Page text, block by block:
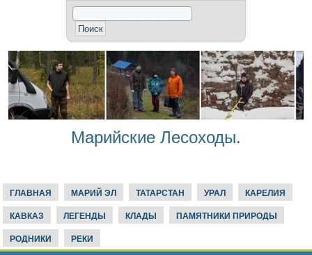
Марийские Лесоходы.
ГЛАВНАЯ МАРИЙ ЭЛ ТАТАРСТАН УРАЛ КАРЕЛИЯ
КАВКАЗ ЛЕГЕНДЫ КЛАДЫ ПАМЯТНИКИ ПРИРОДЫ
РОДНИКИ РЕКИ